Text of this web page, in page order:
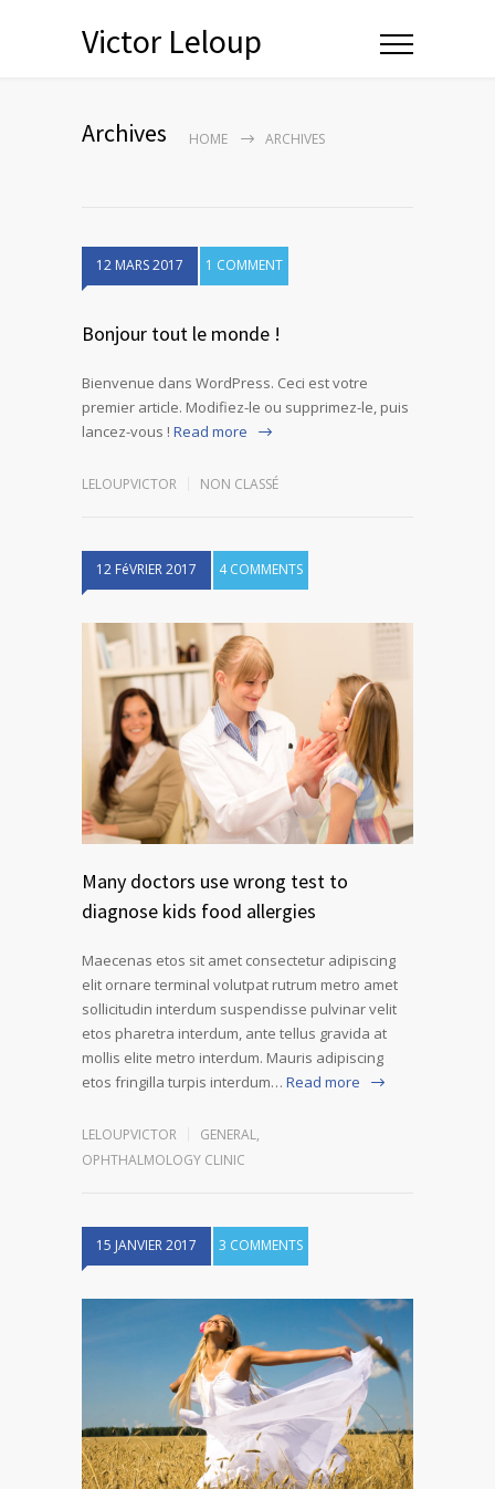
Victor Leloup
Archives HOME ARCHIVES
12 MARS 2017 1 COMMENT
Bonjour tout le monde !
Bienvenue dans WordPress. Ceci est votre
premier article. Modifiez-le ou supprimez-le, puis
lancez-vous ! Read more
LELOUPVICTOR NON CLASSÉ
12 FéVRIER 2017 4 COMMENTS
Many doctors use wrong test to
diagnose kids food allergies
Maecenas etos sit amet consectetur adipiscing
elit ornare terminal volutpat rutrum metro amet
sollicitudin interdum suspendisse pulvinar velit
etos pharetra interdum, ante tellus gravida at
mollis elite metro interdum. Mauris adipiscing
etos fringilla turpis interdum… Read more
LELOUPVICTOR GENERAL,
OPHTHALMOLOGY CLINIC
15 JANVIER 2017 3 COMMENTS